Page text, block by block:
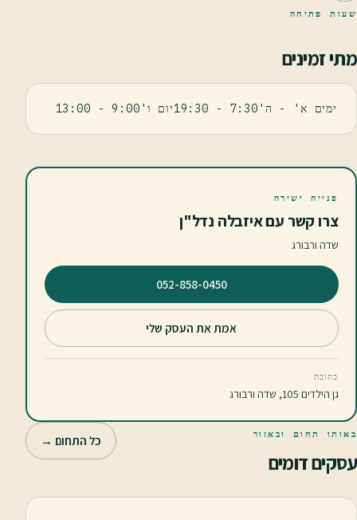
שעות פתיחה
מתי זמינים
ימים א' - ה'7:30 - 19:30יום ו'9:00 - 13:00
פנייה ישירה
צרו קשר עם איזבלה נדל"ן
שדה ורבורג
⁦052-858-0450⁩
אמת את העסק שלי
כתובת
גן הילדים 105, שדה ורבורג
באותו תחום ובאזור
עסקים דומים
כל התחום →